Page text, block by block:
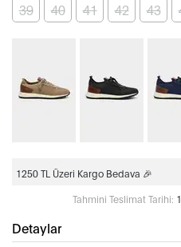
39 40 41 42 43
1250 TL Üzeri Kargo Bedava 🎉
Tahmini Teslimat Tarihi:
Detaylar